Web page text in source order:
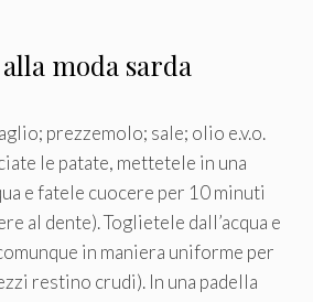
moda sarda
prezzemolo; sale; olio e.v.o.
le patate, mettetele in una
e fatele cuocere per 10 minuti
al dente). Toglietele dall’acqua e
in maniera uniforme per
restino crudi). In una padella